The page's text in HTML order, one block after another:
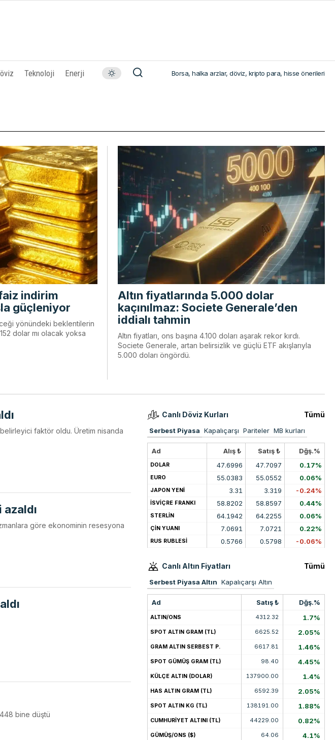
Teknoloji Enerji Borsa, halka arzlar, döviz, kripto para, hisse önerileri
indirim
güçleniyor
yönündeki beklentilerin
dolar mı olacak yoksa
Altın fiyatlarında 5.000 dolar
kaçınılmaz: Societe Generale’den
iddialı tahmin
Altın fiyatları, ons başına 4.100 doları aşarak rekor kırdı.
Societe Generale, artan belirsizlik ve güçlü ETF akışlarıyla
5.000 doları öngördü.
faktör oldu. Üretim nisanda
göre ekonominin resesyona
bine düştü
Canlı Döviz Kurları Tümü
Serbest Piyasa Kapalıçarşı Pariteler MB kurları
Ad Alış ₺ Satış ₺ Dğş.%
DOLAR 47.6996 47.7097 0.17%
EURO 55.0383 55.0552 0.06%
JAPON YENİ 3.31 3.319 -0.24%
İSVİÇRE FRANKI 58.8202 58.8597 0.44%
STERLİN 64.1942 64.2255 0.06%
ÇİN YUANI 7.0691 7.0721 0.22%
RUS RUBLESİ 0.5766 0.5798 -0.06%
Canlı Altın Fiyatları Tümü
Serbest Piyasa Altın Kapalıçarşı Altın
Ad Satış ₺ Dğş.%
ALTIN/ONS 4312.32 1.7%
SPOT ALTIN GRAM (TL) 6625.52 2.05%
GRAM ALTIN SERBEST P. 6617.81 1.46%
SPOT GÜMÜŞ GRAM (TL) 98.40 4.45%
KÜLÇE ALTIN (DOLAR) 137900.00 1.4%
HAS ALTIN GRAM (TL) 6592.39 2.05%
SPOT ALTIN KG (TL) 138191.00 1.88%
CUMHURİYET ALTINI (TL) 44229.00 0.82%
GÜMÜŞ/ONS ($) 64.06 4.1%